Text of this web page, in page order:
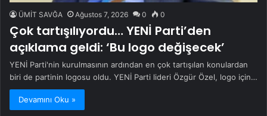
ÜMİT SAVĞA Ağustos 7, 2026 0 0
Çok tartışılıyordu… YENİ Parti’den
açıklama geldi: ‘Bu logo değişecek’
YENİ Parti'nin kurulmasının ardından en çok tartışılan konulardan
biri de partinin logosu oldu. YENİ Parti lideri Özgür Özel, logo için…
Devamını Oku »